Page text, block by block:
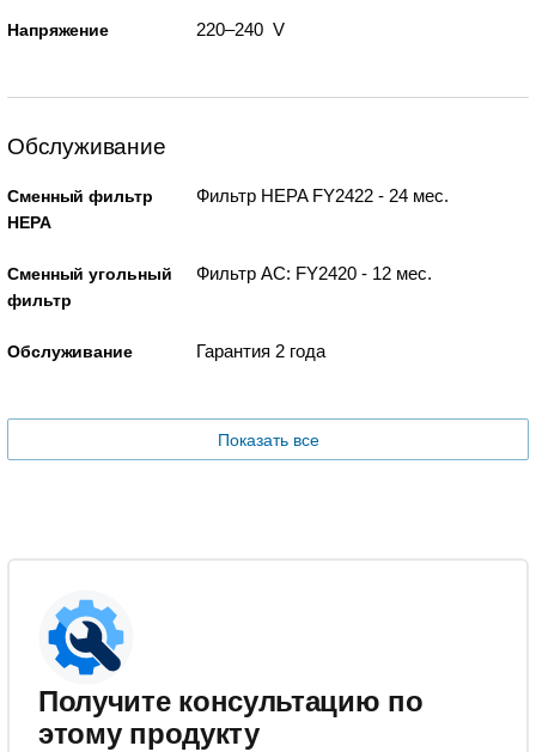
Напряжение 220–240 V
Обслуживание
Сменный фильтр
HEPA
Фильтр HEPA FY2422 - 24 мес.
Сменный угольный
фильтр
Фильтр AC: FY2420 - 12 мес.
Обслуживание Гарантия 2 года
Показать все
Получите консультацию по
этому продукту